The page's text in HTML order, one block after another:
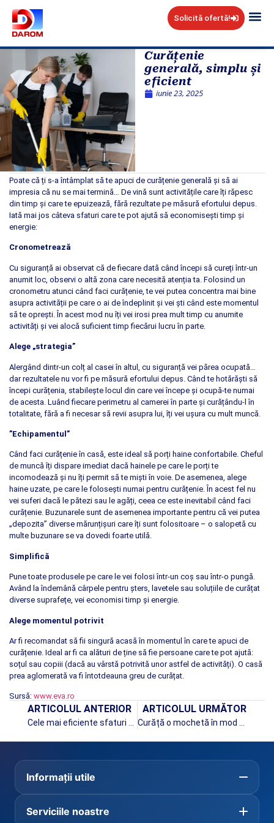
Solicită ofertă!
Curățenie
generală, simplu și
eficient
iunie 23, 2025
Poate că ți s-a întâmplat să te apuci de curățenie generală și să ai
impresia că nu se mai termină… De vină sunt activitățile care îți răpesc
din timp și care te epuizează, fără rezultate pe măsură efortului depus.
Iată mai jos câteva sfaturi care te pot ajută să economisești timp și
energie:
Cronometrează
Cu siguranță ai observat că de fiecare dată când începi să cureți într-un
anumit loc, observi o altă zona care necesită atenția ta. Folosind un
cronometru atunci când faci curățenie, te vei putea concentra mai bine
asupra activității pe care o ai de îndeplinit și vei ști când este momentul
să te oprești. În acest mod nu îți vei irosi prea mult timp cu anumite
activități și vei alocă suficient timp fiecărui lucru în parte.
Alege „strategia”
Alergând dintr-un colț al casei în altul, cu siguranță vei părea ocupată…
dar rezultatele nu vor fi pe măsură efortului depus. Când te hotărăști să
începi curățenia, stabilește locul din care vei începe și ocupă-te numai
de acesta. Luând fiecare perimetru al camerei în parte și curățându-l în
totalitate, fără a fi necesar să revii asupra lui, îți vei ușura cu mult muncă.
”Echipamentul”
Când faci curățenie în casă, este ideal să porți haine confortabile. Cheful
de muncă îți dispare imediat dacă hainele pe care le porți te
incomodează și nu îți permit să te miști în voie. De asemenea, alege
haine uzate, pe care le folosești numai pentru curățenie. În acest fel nu
vei suferi dacă le pătezi sau le agăți, ceea ce este inevitabil când faci
curățenie. Buzunarele sunt de asemenea importante pentru că vei putea
„depozita” diverse mărunțișuri care îți sunt folositoare – o salopetă cu
multe buzunare se va dovedi foarte utilă.
Simplifică
Pune toate produsele pe care le vei folosi într-un coș sau într-o pungă.
Având la îndemână cârpele pentru șters, lavetele sau soluțiile de curățat
diverse suprafețe, vei economisi timp și energie.
Alege momentul potrivit
Ar fi recomandat să fii singură acasă în momentul în care te apuci de
curățenie. Ideal ar fi ca alături de ține să fie persoane care te pot ajută:
soțul sau copiii (dacă au vârstă potrivită unor astfel de activități). O casă
prea aglomerată va fi întotdeauna greu de curățat.
Sursă: www.eva.ro
ARTICOLUL ANTERIOR ARTICOLUL URMĂTOR
Informații utile
Serviciile noastre